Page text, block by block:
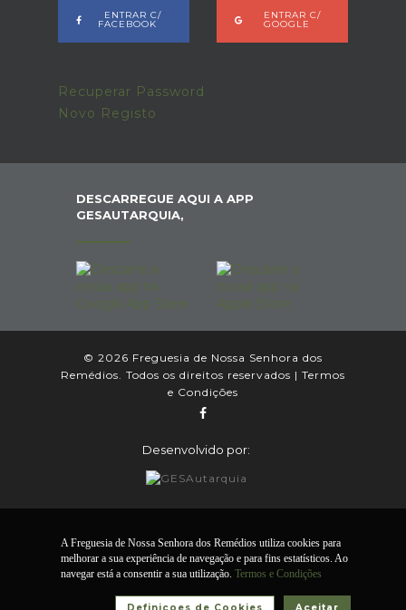
ENTRAR C/
FACEBOOK
ENTRAR C/
GOOGLE
Recuperar Password
Novo Registo
DESCARREGUE AQUI A APP
GESAUTARQUIA,
© 2026 Freguesia de Nossa Senhora dos
Remédios. Todos os direitos reservados | Termos
e Condições
Desenvolvido por:
A Freguesia de Nossa Senhora dos Remédios utiliza cookies para
melhorar a sua experiência de navegação e para fins estatísticos. Ao
navegar está a consentir a sua utilização. Termos e Condições